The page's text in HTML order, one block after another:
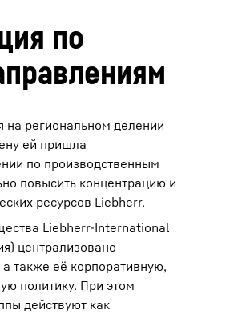
по
на региональном делении
ей пришла
по производственным
повысить концентрацию и
ресурсов Liebherr.
Liebherr-International
централизовано
также её корпоративную,
политику. При этом
действуют как